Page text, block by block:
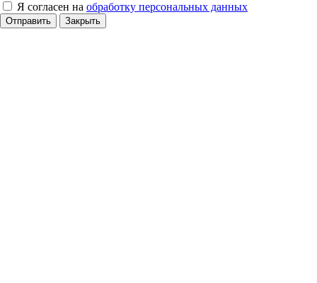
Я согласен на обработку персональных данных
Отправить Закрыть